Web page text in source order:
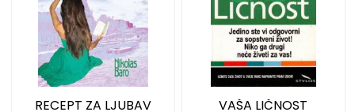
RECEPT ZA LJUBAV VAŠA LIČNOST